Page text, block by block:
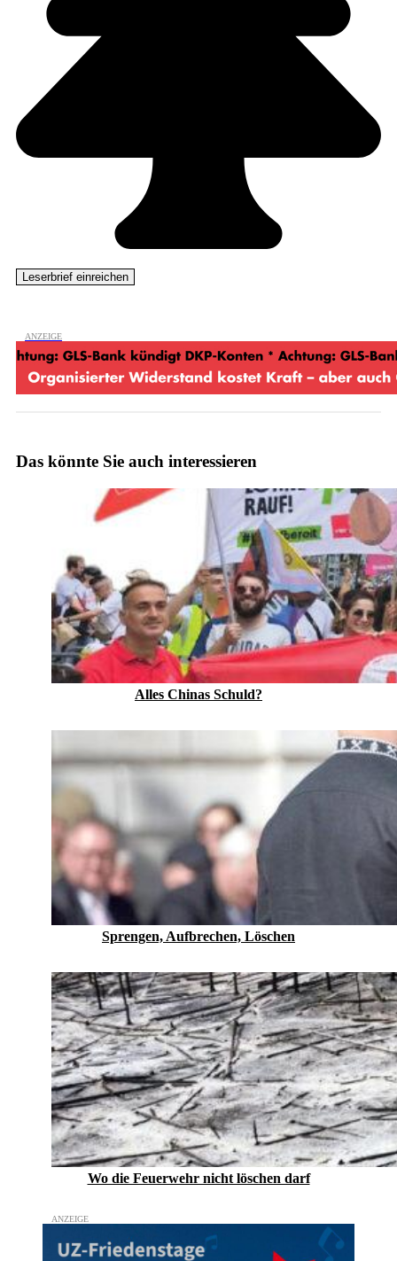
Das könnte Sie auch interessieren
Alles Chinas Schuld?
Sprengen, Aufbrechen, Löschen
Wo die Feuerwehr nicht löschen darf